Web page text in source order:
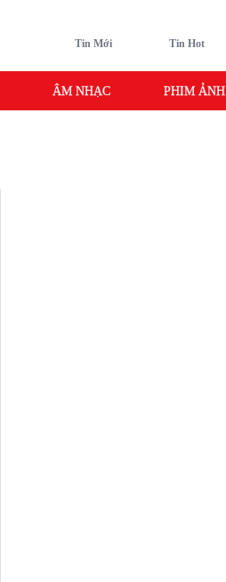
Tin Mới Tin Hot
ÂM NHẠC PHIM ẢNH